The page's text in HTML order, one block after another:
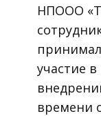
НПООО
участие
времени